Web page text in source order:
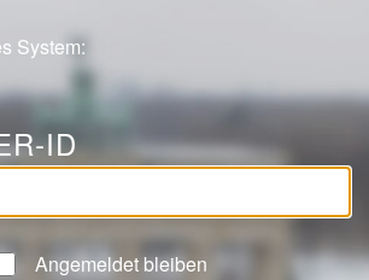
System:
ID
Angemeldet bleiben